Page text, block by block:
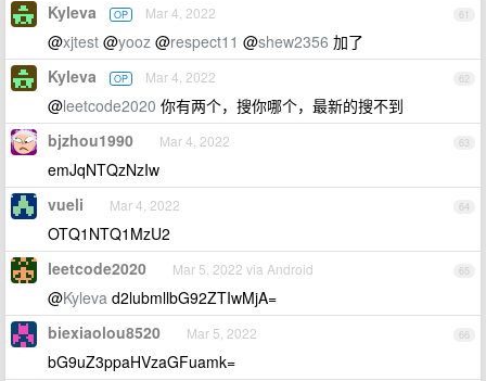
61
Kyleva OP Mar 4, 2022
@xjtest @yooz @respect11 @shew2356 加了
62
Kyleva OP Mar 4, 2022
@leetcode2020 你有两个，搜你哪个，最新的搜不到
63
bjzhou1990 Mar 4, 2022
emJqNTQzNzIw
64
vueli Mar 4, 2022
OTQ1NTQ1MzU2
65
leetcode2020 Mar 5, 2022 via Android
@Kyleva d2lubmllbG92ZTIwMjA=
66
biexiaolou8520 Mar 5, 2022
bG9uZ3ppaHVzaGFuamk=